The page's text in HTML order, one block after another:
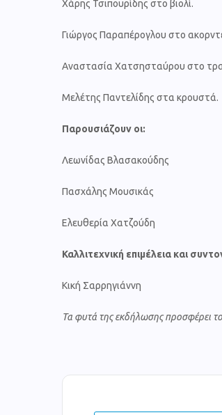
Χάρης Τσιπουρίδης στο βιολί.
Γιώργος Παραπέρογλου στο
Αναστασία Χατσησταύρου στο
Μελέτης Παντελίδης στα κρουστά.
Παρουσιάζουν οι:
Λεωνίδας Βλασακούδης
Πασχάλης Μουσικάς
Ελευθερία Χατζούδη
Καλλιτεχνική επιμέλεια και
Κική Σαρρηγιάννη
Τα φυτά της εκδήλωσης προσφέρει